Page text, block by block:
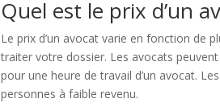
Quel est le prix d’un
Le prix d’un avocat varie en fonction de
traiter votre dossier. Les avocats
pour une heure de travail d’un avocat.
personnes à faible revenu.